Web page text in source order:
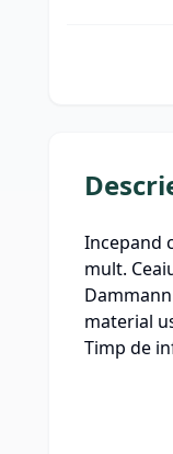
Incepand
mult.
material
Timp de